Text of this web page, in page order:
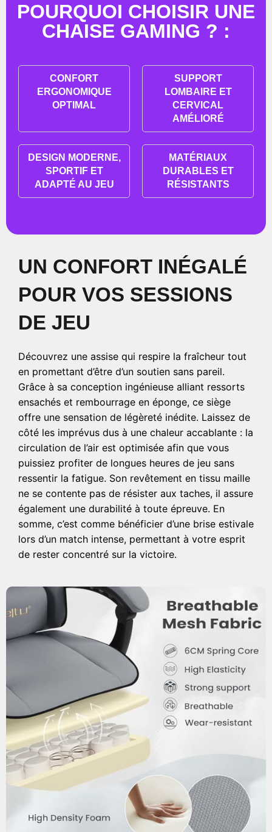
POURQUOI CHOISIR UNE
CHAISE GAMING ? :
CONFORT
ERGONOMIQUE
OPTIMAL
SUPPORT
LOMBAIRE ET
CERVICAL
AMÉLIORÉ
DESIGN MODERNE,
SPORTIF ET
ADAPTÉ AU JEU
MATÉRIAUX
DURABLES ET
RÉSISTANTS
UN CONFORT INÉGALÉ
POUR VOS SESSIONS
DE JEU
Découvrez une assise qui respire la fraîcheur tout
en promettant d’être d’un soutien sans pareil.
Grâce à sa conception ingénieuse alliant ressorts
ensachés et rembourrage en éponge, ce siège
offre une sensation de légèreté inédite. Laissez de
côté les imprévus dus à une chaleur accablante : la
circulation de l’air est optimisée afin que vous
puissiez profiter de longues heures de jeu sans
ressentir la fatigue. Son revêtement en tissu maille
ne se contente pas de résister aux taches, il assure
également une durabilité à toute épreuve. En
somme, c’est comme bénéficier d’une brise estivale
lors d’un match intense, permettant à votre esprit
de rester concentré sur la victoire.